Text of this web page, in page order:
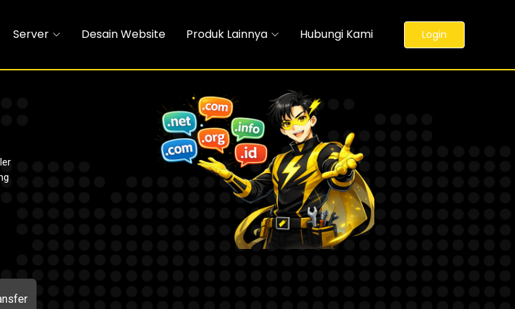
Server Desain Website Produk Lainnya Hubungi Kami Login